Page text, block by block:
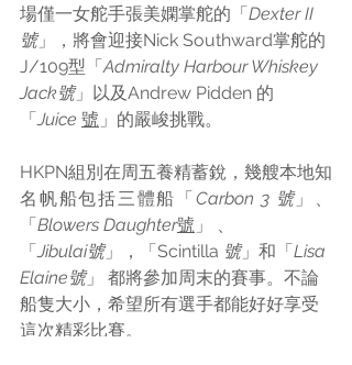
場僅一女舵手張美嫻掌舵的「 Dexter II
號」，將會迎接Nick Southward掌舵的
J/109型「Admiralty Harbour Whiskey
Jack號」以及Andrew Pidden 的
「Juice 號 」的嚴峻挑戰。
HKPN組別在周五養精蓄銳，幾艘本地知
名帆船包括三體船「 Carbon 3 號」、
「 Blowers Daughter號 」 、
「Jibulai號」，「Scintilla 號」和「 Lisa
Elaine號」 都將參加周末的賽事。不論
船隻大小，希望所有選手都能好好享受
這次精彩比賽。